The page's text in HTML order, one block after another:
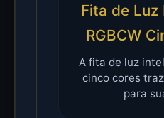
Fita de
RGBCW
A fita de luz
cinco cores
para